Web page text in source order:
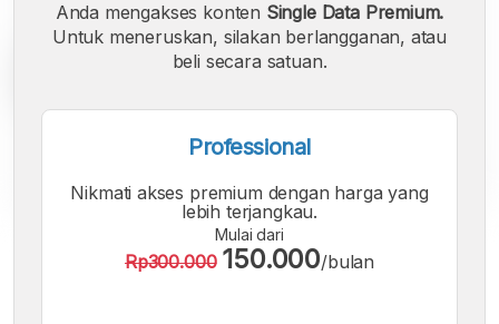
Font
A
Font
A
Font
Anda mengakses konten Single Data Premium.
Untuk meneruskan, silakan berlangganan, atau
beli secara satuan.
Professional
Nikmati akses premium dengan harga yang
lebih terjangkau.
Mulai dari
Rp300.000 150.000/bulan